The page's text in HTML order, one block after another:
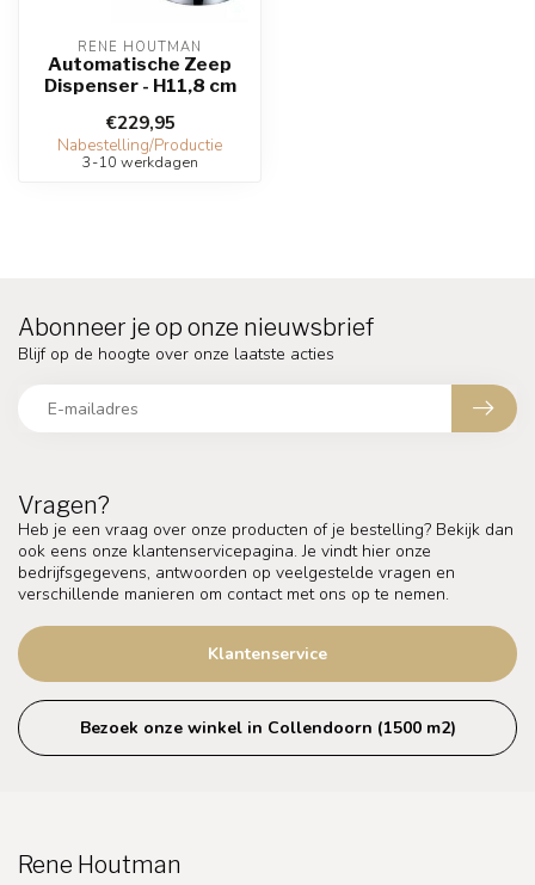
RENE HOUTMAN
Automatische Zeep
Dispenser - H11,8 cm
€229,95
Nabestelling/Productie
3-10 werkdagen
Vragen?
Heb je een vraag over onze producten of je bestelling? Bekijk dan
ook eens onze klantenservicepagina. Je vindt hier onze
bedrijfsgegevens, antwoorden op veelgestelde vragen en
verschillende manieren om contact met ons op te nemen.
Klantenservice
Bezoek onze winkel in Collendoorn (1500 m2)
Abonneer je op onze nieuwsbrief
Blijf op de hoogte over onze laatste acties
Rene Houtman